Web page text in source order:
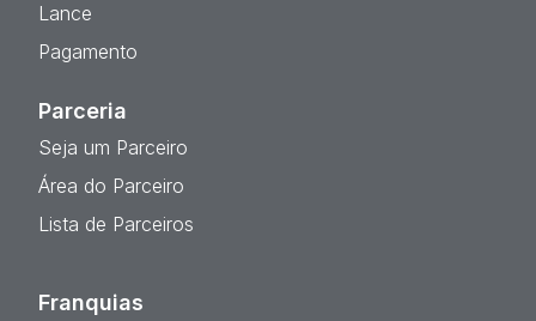
Lance
Pagamento
Parceria
Seja um Parceiro
Área do Parceiro
Lista de Parceiros
Franquias